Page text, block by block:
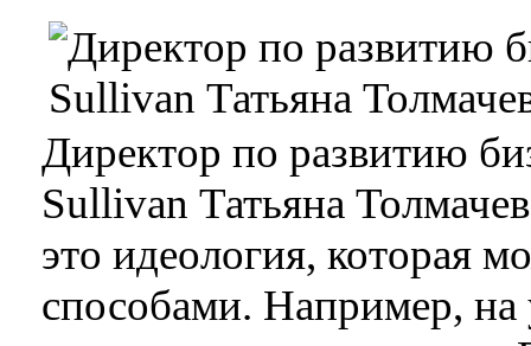
Директор по развитию
Sullivan Татьяна
это идеология, которая
способами. Например, на